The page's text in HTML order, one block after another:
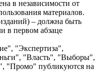
в независимости от
материалов.
– должна быть
в первом абзаце
"Экспертиза",
"Власть", "Выборы",
"Промо" публикуются на